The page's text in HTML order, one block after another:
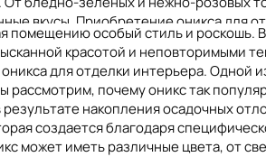
вкусы. Приобретение оникса для
и уникальность. Оникс
влаги, температурных перепадов и
его правку, полировку,
и профессиональную работу, чтобы
особый стиль и роскошь.
красотой и неповторимыми
для отделки интерьера. Одной
почему оникс так
накопления осадочных
создается благодаря
может иметь различные цвета, от